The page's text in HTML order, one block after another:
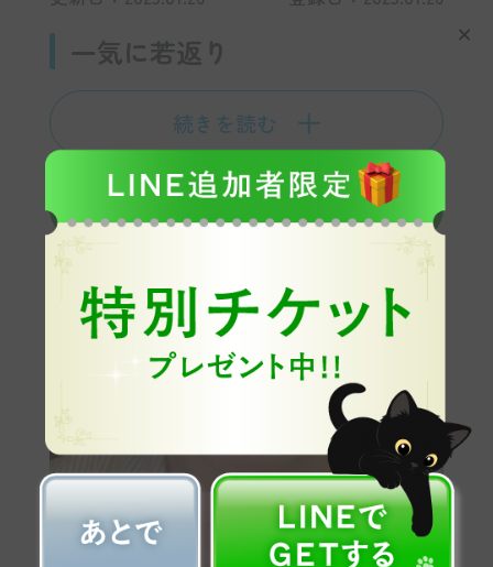
一気に若返り
続きを読む
この施術を予約する
×